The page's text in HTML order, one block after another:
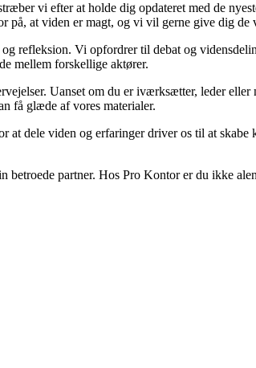
vi efter at holde dig opdateret med de
at viden er magt, og vi vil gerne give dig
refleksion. Vi opfordrer til debat og
mellem forskellige aktører.
Uanset om du er iværksætter, leder
få glæde af vores materialer.
at dele viden og erfaringer driver os til at
partner. Hos Pro Kontor er du ikke